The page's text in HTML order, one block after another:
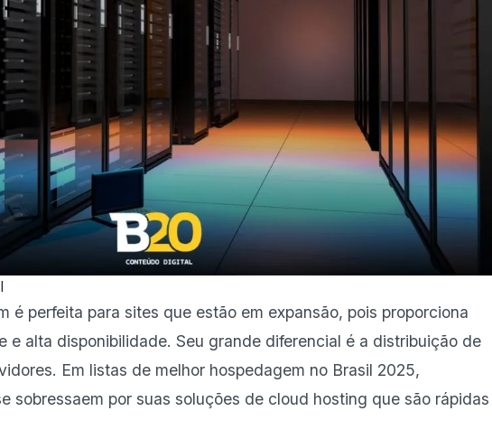
é perfeita para sites que estão em expansão, pois proporciona
e alta disponibilidade. Seu grande diferencial é a distribuição de
Em listas de melhor hospedagem no Brasil 2025,
sobressaem por suas soluções de cloud hosting que são rápidas